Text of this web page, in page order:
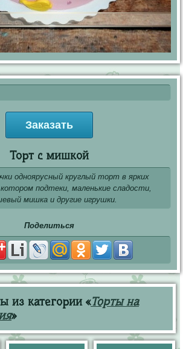
Заказать
Торт с мишкой
одноярусный круглый торт в ярких
подтеки, маленькие сладости,
мишка и другие игрушки.
Поделиться
из категории «Торты на
»